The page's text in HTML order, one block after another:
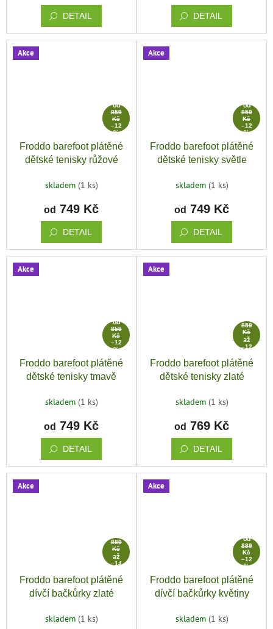
DETAIL DETAIL
Akce
od
859
Kč
–12
%
Froddo barefoot plátěné
dětské tenisky růžové
skladem (1 ks)
od 749 Kč
DETAIL
Akce
od
859
Kč
–12
%
Froddo barefoot plátěné
dětské tenisky světle
skladem (1 ks)
od 749 Kč
DETAIL
Akce
od
859
Kč
–12
%
Froddo barefoot plátěné
dětské tenisky tmavě
skladem (1 ks)
od 749 Kč
DETAIL
Akce
859
Kč
až
–12
Froddo barefoot plátěné
dětské tenisky zlaté
skladem (1 ks)
od 769 Kč
DETAIL
Akce
889
Kč
až
–14
Froddo barefoot plátěné
dívčí bačkůrky zlaté
skladem (1 ks)
Akce
od
889
Kč
–12
%
Froddo barefoot plátěné
dívčí bačkůrky květiny
skladem (1 ks)